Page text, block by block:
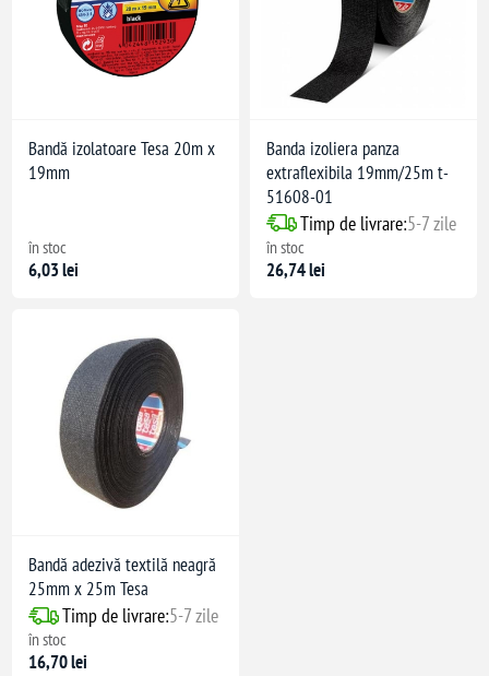
Bandă izolatoare Tesa 20m x
19mm
în stoc
6,03 lei
Banda izoliera panza
extraflexibila 19mm/25m t-
51608-01
Timp de livrare:5-7 zile
în stoc
26,74 lei
Bandă adezivă textilă neagră
25mm x 25m Tesa
Timp de livrare:5-7 zile
în stoc
16,70 lei